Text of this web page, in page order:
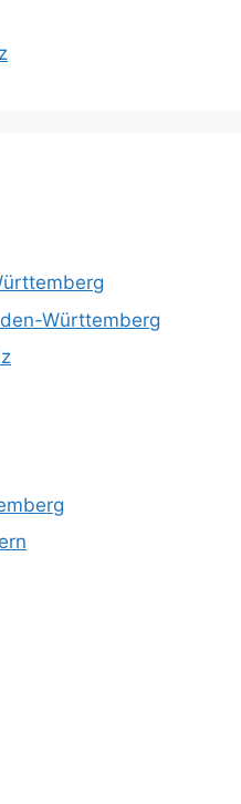
Württemberg